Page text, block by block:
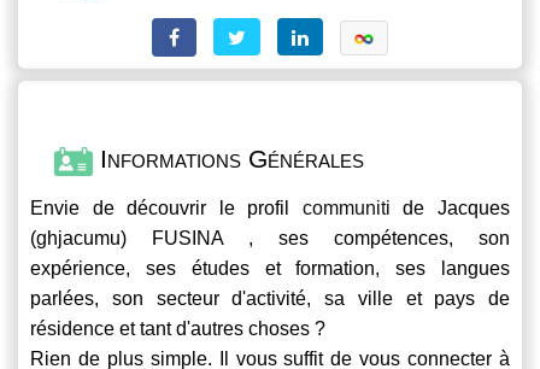
Informations Générales
Envie de découvrir le profil communiti de Jacques
(ghjacumu) FUSINA , ses compétences, son
expérience, ses études et formation, ses langues
parlées, son secteur d'activité, sa ville et pays de
résidence et tant d'autres choses ?
Rien de plus simple. Il vous suffit de vous connecter à